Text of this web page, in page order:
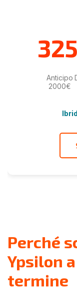
Anticipo
2000€
Perché
Ypsilon
termine